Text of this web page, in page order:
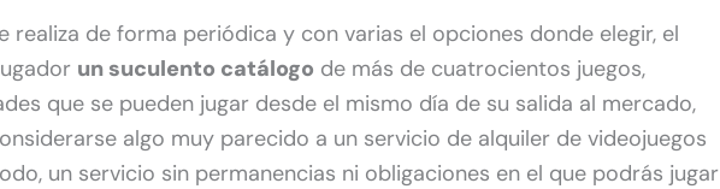
realiza de forma periódica y con varias el opciones donde elegir, el
un suculento catálogo de más de cuatrocientos juegos,
que se pueden jugar desde el mismo día de su salida al mercado,
algo muy parecido a un servicio de alquiler de videojuegos
un servicio sin permanencias ni obligaciones en el que podrás jugar